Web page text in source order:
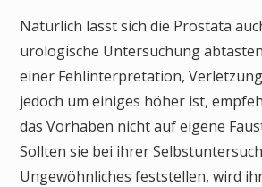
Natürlich lässt sich die Prostata
urologische Untersuchung
einer Fehlinterpretation,
jedoch um einiges höher ist,
das Vorhaben nicht auf eigene
Sollten sie bei ihrer
Ungewöhnliches feststellen, wird